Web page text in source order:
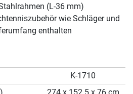
(L-36 mm)
wie Schläger und
enthalten
K-1710